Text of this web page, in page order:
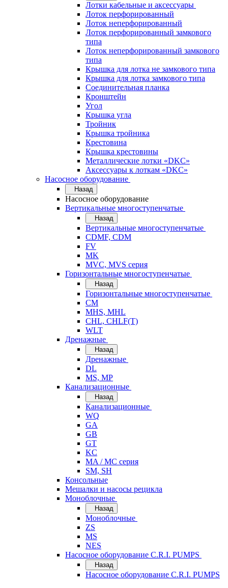
Лотки кабельные и аксессуары
Лоток перфорированный
Лоток неперфорированный
Лоток перфорированный замкового
типа
Лоток неперфорированный замкового
типа
Крышка для лотка не замкового типа
Крышка для лотка замкового типа
Соединительная планка
Кронштейн
Угол
Крышка угла
Тройник
Крышка тройника
Крестовина
Крышка крестовины
Металлические лотки «DKC»
Аксессуары к лоткам «DKC»
Насосное оборудование
Назад
Насосное оборудование
Вертикальные многоступенчатые
Назад
Вертикальные многоступенчатые
CDMF, CDM
FV
MK
MVC, MVS серия
Горизонтальные многоступенчатые
Назад
Горизонтальные многоступенчатые
CM
MHS, MHL
CHL, CHLF(T)
WLT
Дренажные
Назад
Дренажные
DL
MS, MP
Канализационные
Назад
Канализационные
WQ
GA
GB
GT
KC
MA / MC серия
SM, SH
Консольные
Мешалки и насосы рецикла
Моноблочные
Назад
Моноблочные
ZS
MS
NES
Насосное оборудование C.R.I. PUMPS
Назад
Насосное оборудование C.R.I. PUMPS